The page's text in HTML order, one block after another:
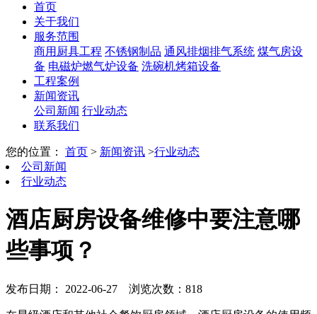
首页
关于我们
服务范围
商用厨具工程 不锈钢制品 通风排烟排气系统 煤气房设
备 电磁炉燃气炉设备 洗碗机烤箱设备
工程案例
新闻资讯
公司新闻 行业动态
联系我们
您的位置： 首页 > 新闻资讯 >行业动态
公司新闻
行业动态
酒店厨房设备维修中要注意哪
些事项？
发布日期： 2022-06-27 浏览次数：818